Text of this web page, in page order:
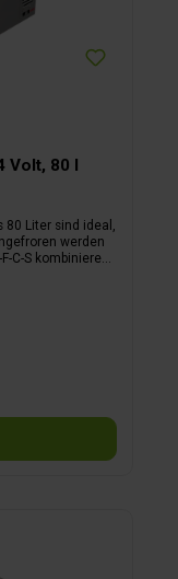
Volt, 80 l
80 Liter sind ideal,
werden
C-S kombinieren
zusätzlich. Die
stehen in punkto
Modellen
haben ein
und leise
Boxen haben eine